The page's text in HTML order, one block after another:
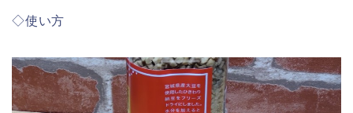
◇使い方